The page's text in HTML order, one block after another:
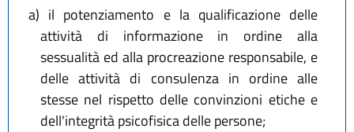
a) il potenziamento e la qualificazione delle
attività di informazione in ordine alla
sessualità ed alla procreazione responsabile, e
delle attività di consulenza in ordine alle
stesse nel rispetto delle convinzioni etiche e
dell'integrità psicofisica delle persone;